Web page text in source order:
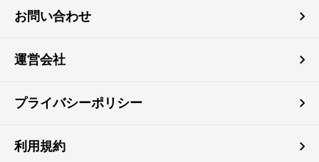
お問い合わせ
運営会社
プライバシーポリシー
利用規約